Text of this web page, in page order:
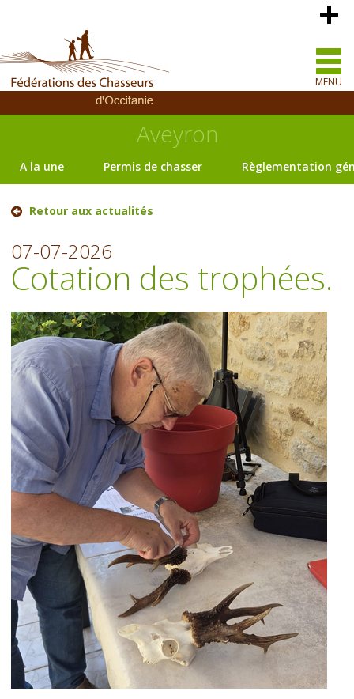
MENU
Aveyron
A la une Permis de chasser Règlementation
Retour aux actualités
07-07-2026
Cotation des trophées.